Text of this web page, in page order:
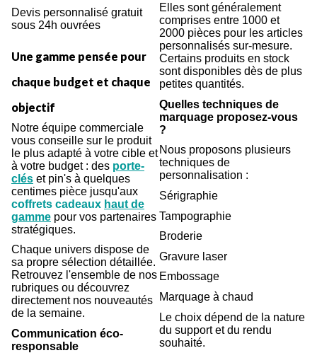
Devis personnalisé gratuit
sous 24h ouvrées
Une gamme pensée pour
chaque budget et chaque
objectif
Notre équipe commerciale
vous conseille sur le produit
le plus adapté à votre cible et
à votre budget : des porte-
clés et pin's à quelques
centimes pièce jusqu'aux
coffrets cadeaux haut de
gamme pour vos partenaires
stratégiques.
Chaque univers dispose de
sa propre sélection détaillée.
Retrouvez l'ensemble de nos
rubriques ou découvrez
directement nos nouveautés
de la semaine.
Communication éco-
responsable
Elles sont généralement
comprises entre 1000 et
2000 pièces pour les articles
personnalisés sur-mesure.
Certains produits en stock
sont disponibles dès de plus
petites quantités.
Quelles techniques de
marquage proposez-vous
?
Nous proposons plusieurs
techniques de
personnalisation :
Sérigraphie
Tampographie
Broderie
Gravure laser
Embossage
Marquage à chaud
Le choix dépend de la nature
du support et du rendu
souhaité.